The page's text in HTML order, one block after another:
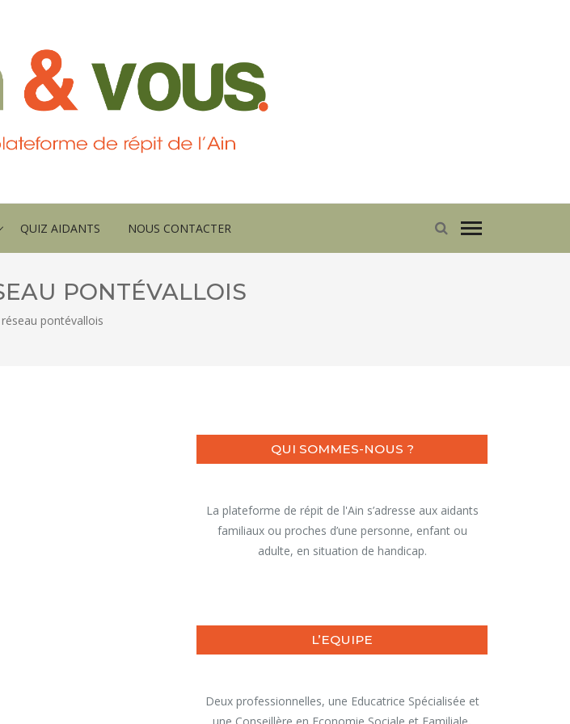
QUIZ AIDANTS NOUS CONTACTER
PONTÉVALLOIS
réseau pontévallois
QUI SOMMES-NOUS ?
La plateforme de répit de l'Ain s’adresse aux aidants
familiaux ou proches d’une personne, enfant ou
adulte, en situation de handicap.
L’EQUIPE
Deux professionnelles, une Educatrice Spécialisée et